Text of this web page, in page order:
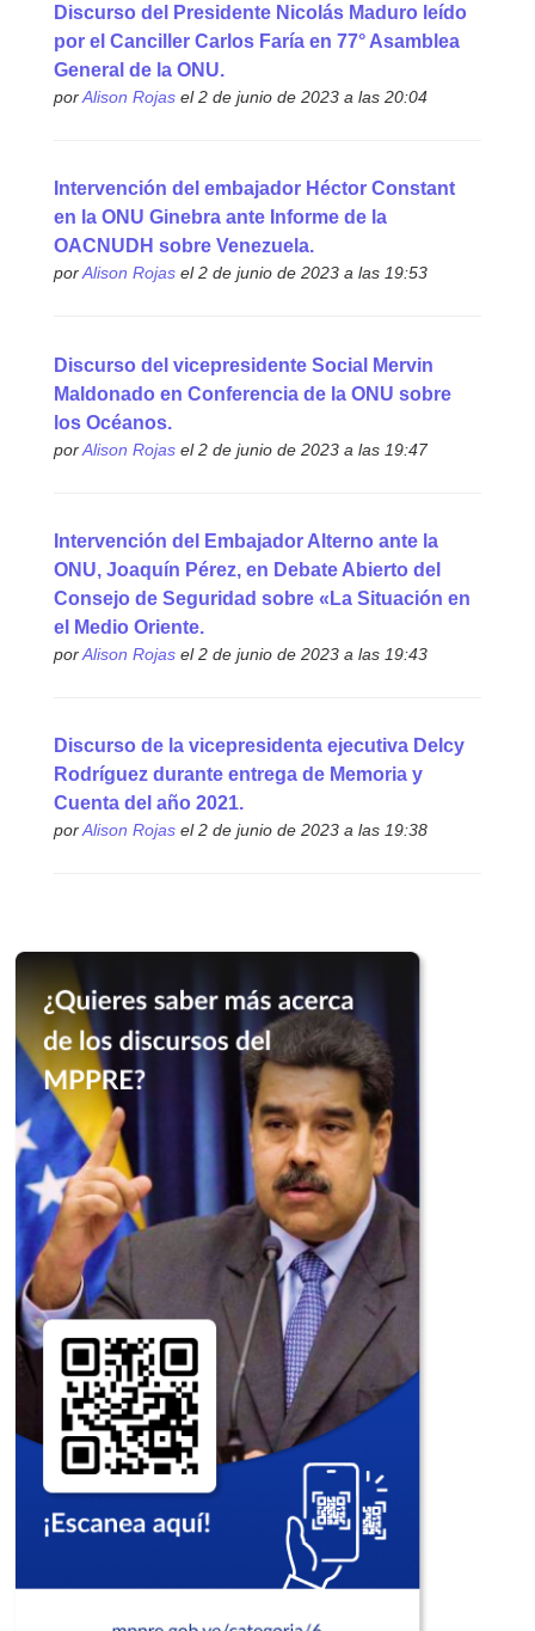
Discurso del Presidente Nicolás Maduro leído
por el Canciller Carlos Faría en 77° Asamblea
General de la ONU.
porAlison Rojasel 2 de junio de 2023 a las 20:04
Intervención del embajador Héctor Constant
en la ONU Ginebra ante Informe de la
OACNUDH sobre Venezuela.
porAlison Rojasel 2 de junio de 2023 a las 19:53
Discurso del vicepresidente Social Mervin
Maldonado en Conferencia de la ONU sobre
los Océanos.
porAlison Rojasel 2 de junio de 2023 a las 19:47
Intervención del Embajador Alterno ante la
ONU, Joaquín Pérez, en Debate Abierto del
Consejo de Seguridad sobre «La Situación en
el Medio Oriente.
porAlison Rojasel 2 de junio de 2023 a las 19:43
Discurso de la vicepresidenta ejecutiva Delcy
Rodríguez durante entrega de Memoria y
Cuenta del año 2021.
porAlison Rojasel 2 de junio de 2023 a las 19:38